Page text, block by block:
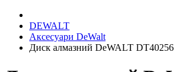
DEWALT
Аксесуари DeWalt
Диск алмазний DeWALT DT40256